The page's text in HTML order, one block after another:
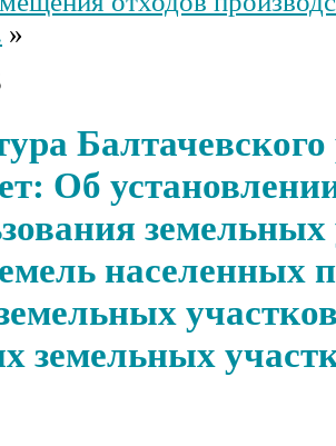
»
Об
земельных
населенных
земельных